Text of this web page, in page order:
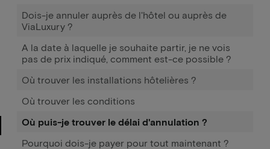
Dois-je annuler auprès de l'hôtel ou auprès de
ViaLuxury ?
A la date à laquelle je souhaite partir, je ne vois
pas de prix indiqué, comment est-ce possible ?
Où trouver les installations hôtelières ?
Où trouver les conditions
Où puis-je trouver le délai d'annulation ?
Pourquoi dois-je payer pour tout maintenant ?